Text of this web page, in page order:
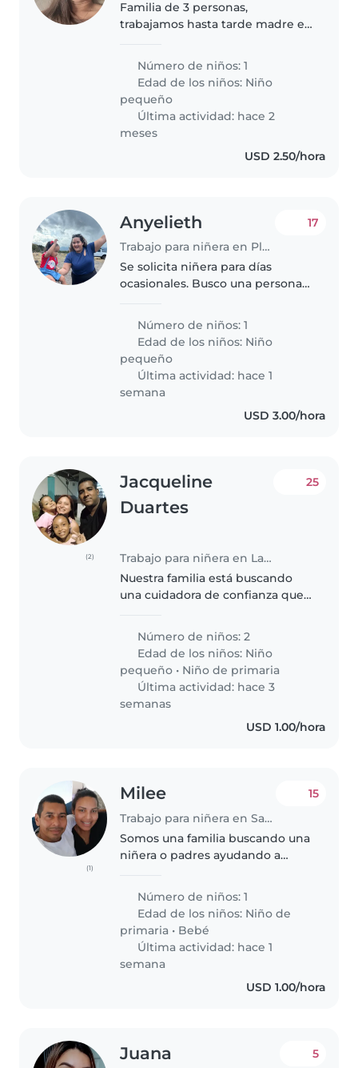
Familia de 3 personas,
trabajamos hasta tarde madre en
Número de niños: 1
Edad de los niños: Niño
pequeño
Última actividad: hace 2
meses
USD 2.50/hora
Anyelieth
Trabajo para niñera en Playa Leona
17
Se solicita niñera para días
ocasionales. Busco una persona
para cuidar a una niña de 1 año y
medio en días específicos, según
Número de niños: 1
Edad de los niños: Niño
pequeño
Última actividad: hace 1
semana
USD 3.00/hora
(2)
Jacqueline
Duartes
Trabajo para niñera en La Chorrera
25
Nuestra familia está buscando
una cuidadora de confianza que
hijas, una niña de 2 años y una
niña de 8 años. Necesitamos una
niñera que se sienta cómoda..
Número de niños: 2
Edad de los niños: Niño
pequeño • Niño de primaria
Última actividad: hace 3
semanas
USD 1.00/hora
(1)
Milee
Trabajo para niñera en San Miguelito
15
Somos una familia buscando una
niñera o padres ayudando a
bebe de maternal, que es muy
energético, y cariñosa.
Necesitamos a alguien cómodo
carismática,..
Número de niños: 1
Edad de los niños: Niño de
primaria • Bebé
Última actividad: hace 1
semana
USD 1.00/hora
Juana 5